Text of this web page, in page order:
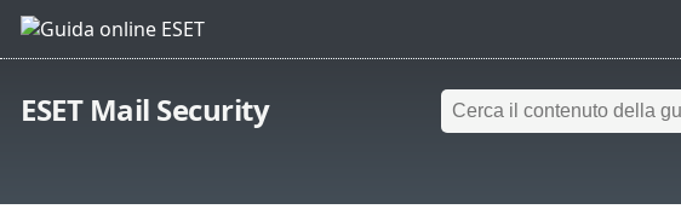
ESET Mail Security